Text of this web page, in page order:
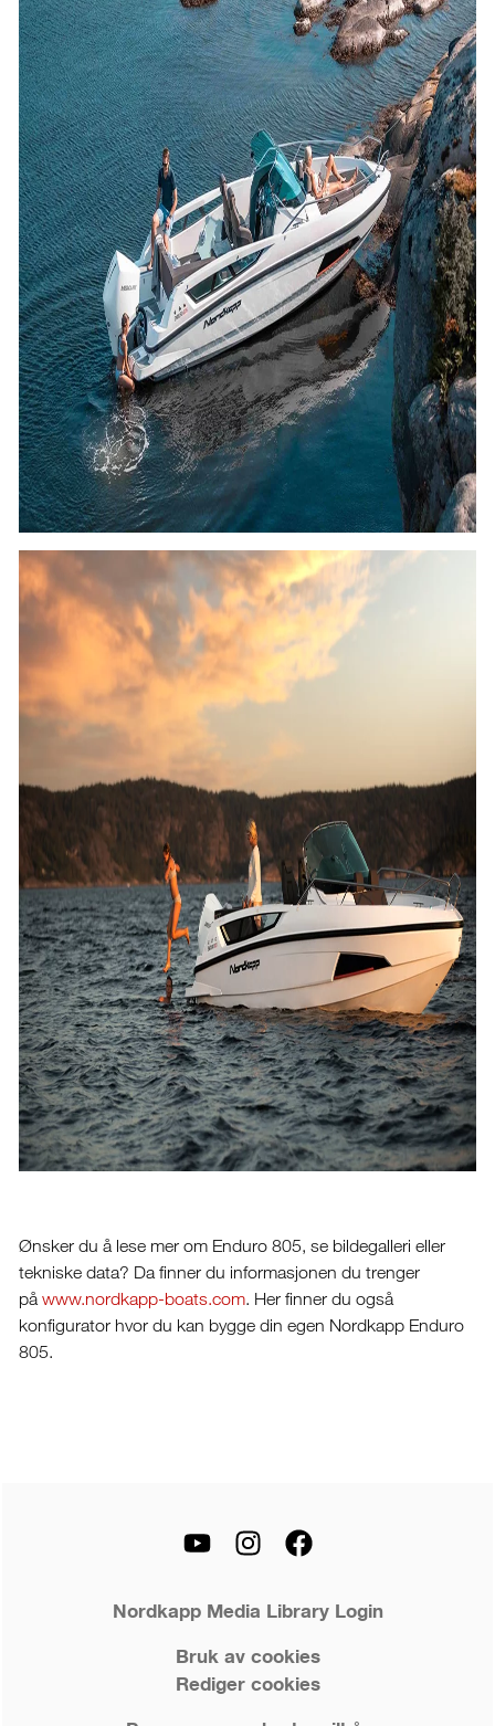
Ønsker du å lese mer om Enduro 805, se bildegalleri eller
tekniske data? Da finner du informasjonen du trenger
påwww.nordkapp-boats.com. Her finner du også
konfigurator hvor du kan bygge din egen Nordkapp Enduro
805.
Nordkapp Media Library Login
Bruk av cookies
Rediger cookies